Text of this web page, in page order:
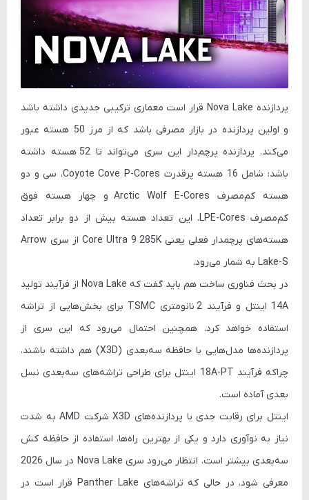
پردازنده Nova Lake قرار است معماری ترکیبی جدیدی داشته باشد
و اولین پردازنده‌ در بازار مصرفی باشد که از مرز 50 هسته عبور
می‌کند. پردازنده پرچم‌دار این سری می‌تواند تا 52 هسته
داشته
باشد: شامل 16 هسته پرقدرت
Coyote Cove P-Cores، سی و دو
هسته کم‌مصرف Arctic Wolf E-Cores و چهار هسته فوق
کم‌مصرف LPE-Cores. این تعداد هسته بیش از دو برابر تعداد
هسته‌های پرچمدار فعلی یعنی Core Ultra 9 285K
از سری Arrow
Lake-S به شمار می‌رود.
در بحث فناوری ساخت هم باید گفت که Nova Lake از فرآیند تولید
14A اینتل و فرآیند 2 نانومتری TSMC
برای بخش‌هایی از تراشه
استفاده خواهد کرد. همچنین احتمال می‌رود که این سری از
پردازنده‌ها مدل‌هایی با حافظه سه‌بعدی (X3D) هم داشته باشند،
چراکه فرآیند 18A-PT اینتل برای طراحی تراشه‌های سه‌بعدی نسل
بعدی آماده است.
اینتل برای رقابت جدی با پردازنده‌های X3D شرکت AMD به شدت
نیاز به نوآوری دارد و یکی از بهترین راه‌ها، استفاده از حافظه کش
سه‌بعدی بیشتر است. انتظار می‌رود سری Nova Lake در سال 2026
معرفی شود، در حالی که تراشه‌های Panther Lake قرار است در